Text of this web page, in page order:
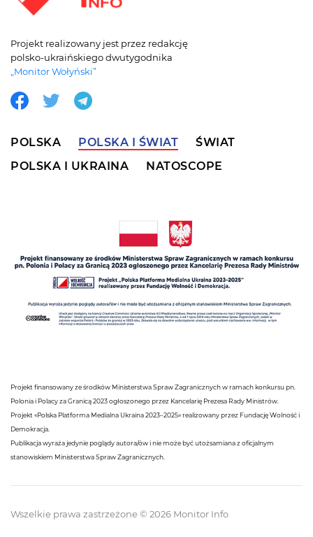
Projekt realizowany jest przez redakcję
polsko-ukraińskiego dwutygodnika
„Monitor Wołyński”
POLSKA POLSKA I ŚWIAT
ŚWIAT
POLSKA I UKRAINA
NATOSCOPE
Projekt finansowany ze środków Ministerstwa Spraw Zagranicznych w ramach konkursu pn.
Polonia i Polacy za Granicą 2023 ogłoszonego przez Kancelarię Prezesa Rady Ministrów.
Projekt «Polska Platforma Medialna Ukraina 2023–2025» realizowany przez Fundację Wolność i
Demokracja.
Publikacja wyraża jedynie poglądy autora/ów i nie może być utożsamiana z oficjalnym
stanowiskiem Ministerstwa Spraw Zagranicznych.
Wszelkie prawa zastrzeżone © 2026 Monitor Info